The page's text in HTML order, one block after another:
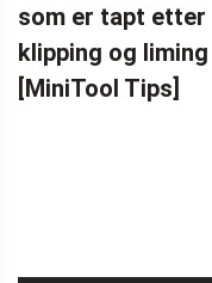
som er tapt etter
klipping og liming
[MiniTool Tips]